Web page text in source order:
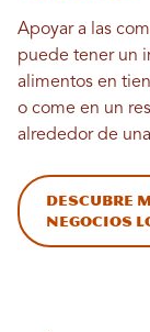
Apoyar a las
puede tener un
alimentos en
o come en un
alrededor de
Descubre
negocios